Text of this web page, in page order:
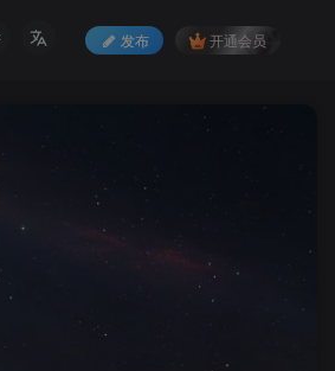
发布 开通会员